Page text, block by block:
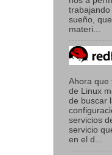
trabajando
sueño,
materi...
Ahora que
de Linux
de buscar
servicios
servicio
en el d...